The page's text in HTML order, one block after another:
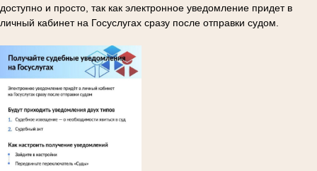
доступно и просто, так как электронное уведомление придет в
личный кабинет на Госуслугах сразу после отправки судом.